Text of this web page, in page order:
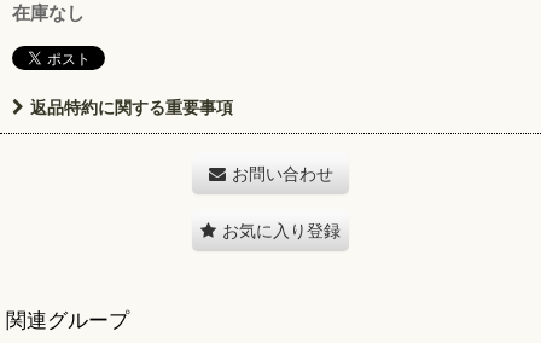
在庫なし
返品特約に関する重要事項
お問い合わせ
お気に入り登録
関連グループ